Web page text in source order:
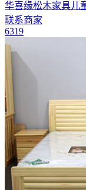
华喜缘松木家具儿
联系商家
6319